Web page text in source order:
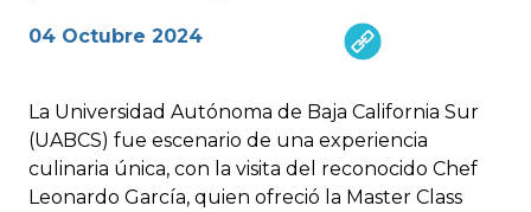
04 Octubre 2024
La Universidad Autónoma de Baja California Sur
(UABCS) fue escenario de una experiencia
culinaria única, con la visita del reconocido Chef
Leonardo García, quien ofreció la Master Class